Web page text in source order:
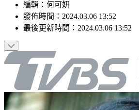
發佈時間：2024.03.06 13:52
最後更新時間：2024.03.06 13:52